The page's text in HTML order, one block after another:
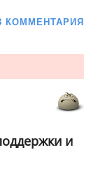
КОММЕНТАРИЯ
и